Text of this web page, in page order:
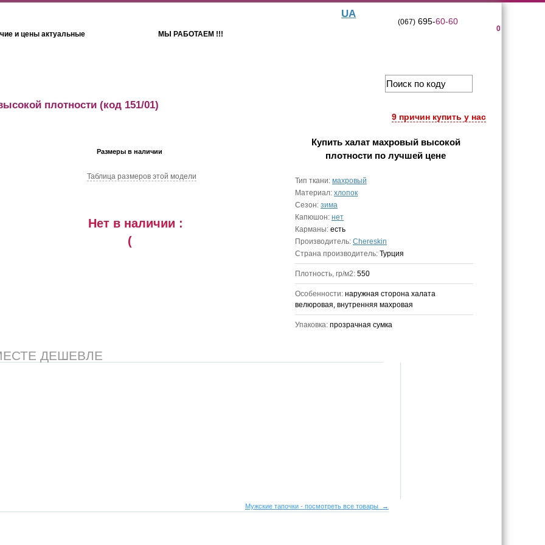
и цены актуальные МЫ РАБОТАЕМ !!!
UA
0
(067)695-60-60
9 причин купить у нас
плотности (код 151/01)
Размеры в наличии
Таблица размеров этой модели
Нет в наличии :
(
Купить халат махровый высокой
плотности по лучшей цене
Тип ткани: махровый
Материал: хлопок
Сезон: зима
Капюшон: нет
Карманы: есть
Производитель: Chereskin
Страна производитель: Турция
Плотность, гр/м2: 550
Особенности: наружная сторона халата
велюровая, внутренняя махровая
Упаковка: прозрачная сумка
ДЕШЕВЛЕ
Мужские тапочки - посмотреть все товары →